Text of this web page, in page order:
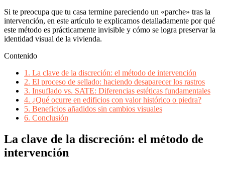
Si te preocupa que tu casa termine pareciendo un «parche» tras la
intervención, en este artículo te explicamos detalladamente por qué
este método es prácticamente invisible y cómo se logra preservar la
identidad visual de la vivienda.
Contenido
1. La clave de la discreción: el método de intervención
2. El proceso de sellado: haciendo desaparecer los rastros
3. Insuflado vs. SATE: Diferencias estéticas fundamentales
4. ¿Qué ocurre en edificios con valor histórico o piedra?
5. Beneficios añadidos sin cambios visuales
6. Conclusión
La clave de la discreción: el método de
intervención